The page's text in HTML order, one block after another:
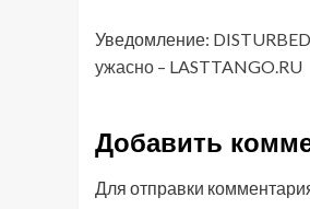
Уведомление:
ужасно – LASTTANGO.RU
Добавить
Для отправки